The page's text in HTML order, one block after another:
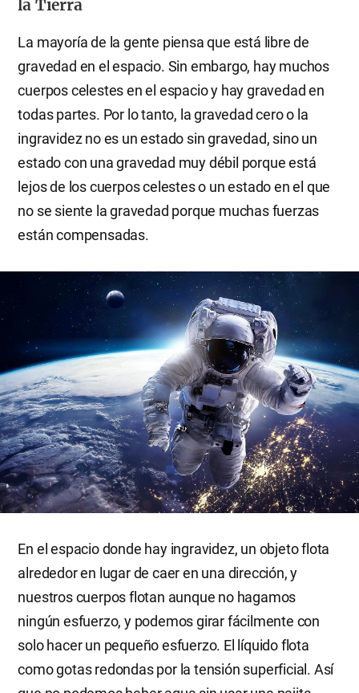
la Tierra
La mayoría de la gente piensa que está libre de
gravedad en el espacio. Sin embargo, hay muchos
cuerpos celestes en el espacio y hay gravedad en
todas partes. Por lo tanto, la gravedad cero o la
ingravidez no es un estado sin gravedad, sino un
estado con una gravedad muy débil porque está
lejos de los cuerpos celestes o un estado en el que
no se siente la gravedad porque muchas fuerzas
están compensadas.
En el espacio donde hay ingravidez, un objeto flota
alrededor en lugar de caer en una dirección, y
nuestros cuerpos flotan aunque no hagamos
ningún esfuerzo, y podemos girar fácilmente con
solo hacer un pequeño esfuerzo. El líquido flota
como gotas redondas por la tensión superficial. Así